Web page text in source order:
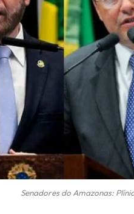
Senadores do Amazonas: